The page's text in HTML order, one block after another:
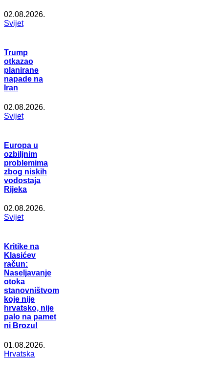
02.08.2026.
Svijet
Trump
otkazao
planirane
napade na
Iran
02.08.2026.
Svijet
Europa u
ozbiljnim
problemima
zbog niskih
vodostaja
Rijeka
02.08.2026.
Svijet
Kritike na
Klasićev
račun:
Naseljavanje
otoka
stanovništvom
koje nije
hrvatsko, nije
palo na pamet
ni Brozu!
01.08.2026.
Hrvatska